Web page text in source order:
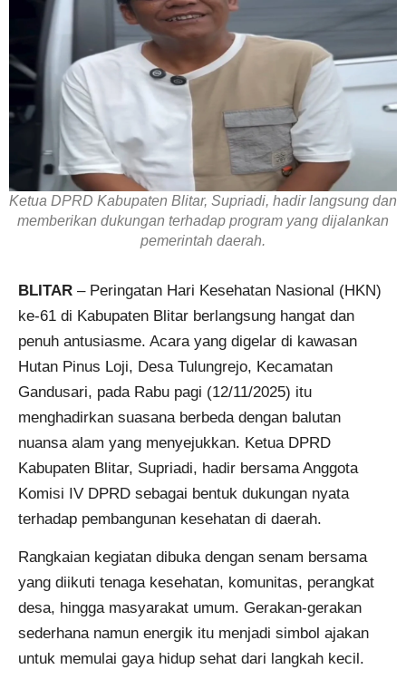
Ketua DPRD Kabupaten Blitar, Supriadi, hadir langsung dan
memberikan dukungan terhadap program yang dijalankan
pemerintah daerah.
BLITAR – Peringatan Hari Kesehatan Nasional (HKN)
ke-61 di Kabupaten Blitar berlangsung hangat dan
penuh antusiasme. Acara yang digelar di kawasan
Hutan Pinus Loji, Desa Tulungrejo, Kecamatan
Gandusari, pada Rabu pagi (12/11/2025) itu
menghadirkan suasana berbeda dengan balutan
nuansa alam yang menyejukkan. Ketua DPRD
Kabupaten Blitar, Supriadi, hadir bersama Anggota
Komisi IV DPRD sebagai bentuk dukungan nyata
terhadap pembangunan kesehatan di daerah.
Rangkaian kegiatan dibuka dengan senam bersama
yang diikuti tenaga kesehatan, komunitas, perangkat
desa, hingga masyarakat umum. Gerakan-gerakan
sederhana namun energik itu menjadi simbol ajakan
untuk memulai gaya hidup sehat dari langkah kecil.